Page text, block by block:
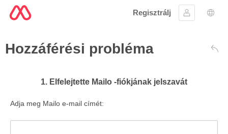
Regisztrálj
Hozzáférési probléma
1. Elfelejtette Mailo -fiókjának jelszavát
Adja meg Mailo e-mail címét: